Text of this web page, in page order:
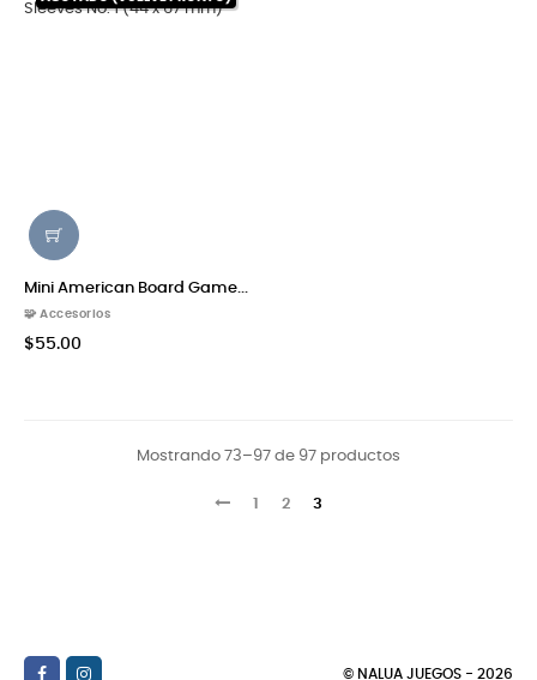
Mini American Board Game...
🧩 Accesorios
$55.00
Mostrando 73–97 de 97 productos
1 2 3
© NALUA JUEGOS - 2026